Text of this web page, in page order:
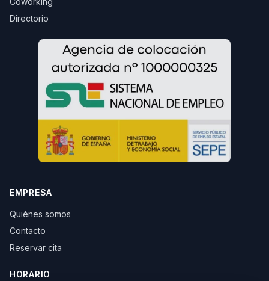
Directorio
EMPRESA
Quiénes somos
Contacto
Reservar cita
HORARIO